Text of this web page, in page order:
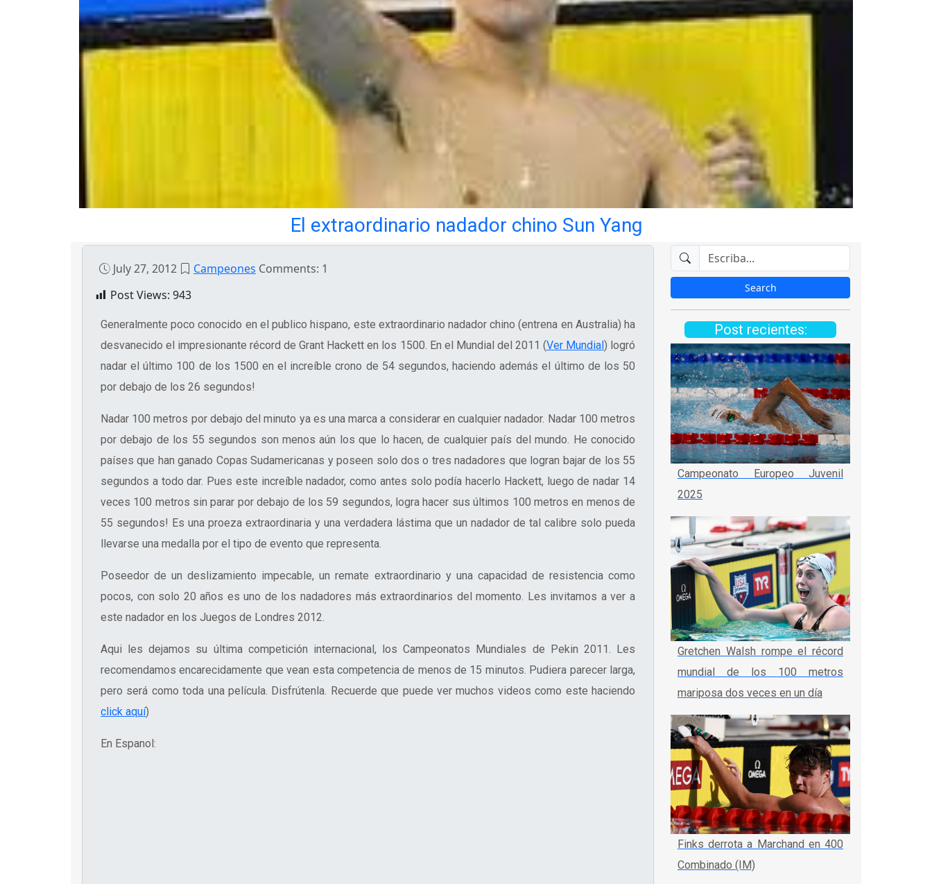
El extraordinario nadador chino Sun Yang
July 27, 2012 Campeones Comments: 1
Post Views: 943
Generalmente poco conocido en el publico hispano, este extraordinario nadador chino (entrena en Australia) ha
desvanecido el impresionante récord de Grant Hackett en los 1500. En el Mundial del 2011 (Ver Mundial) logró
nadar el último 100 de los 1500 en el increíble crono de 54 segundos, haciendo además el último de los 50
por debajo de los 26 segundos!
Nadar 100 metros por debajo del minuto ya es una marca a considerar en cualquier nadador. Nadar 100 metros
por debajo de los 55 segundos son menos aún los que lo hacen, de cualquier país del mundo. He conocido
países que han ganado Copas Sudamericanas y poseen solo dos o tres nadadores que logran bajar de los 55
segundos a todo dar. Pues este increíble nadador, como antes solo podía hacerlo Hackett, luego de nadar 14
veces 100 metros sin parar por debajo de los 59 segundos, logra hacer sus últimos 100 metros en menos de
55 segundos! Es una proeza extraordinaria y una verdadera lástima que un nadador de tal calibre solo pueda
llevarse una medalla por el tipo de evento que representa.
Poseedor de un deslizamiento impecable, un remate extraordinario y una capacidad de resistencia como
pocos, con solo 20 años es uno de los nadadores más extraordinarios del momento. Les invitamos a ver a
este nadador en los Juegos de Londres 2012.
Aqui les dejamos su última competición internacional, los Campeonatos Mundiales de Pekin 2011. Les
recomendamos encarecidamente que vean esta competencia de menos de 15 minutos. Pudiera parecer larga,
pero será como toda una película. Disfrútenla. Recuerde que puede ver muchos videos como este haciendo
click aquí)
En Espanol:
Post recientes:
Campeonato Europeo Juvenil
2025
Gretchen Walsh rompe el récord
mundial de los 100 metros
mariposa dos veces en un día
Finks derrota a Marchand en 400
Combinado (IM)